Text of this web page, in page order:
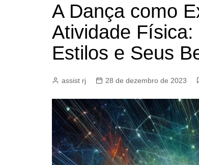
A Dança como
Atividade
Estilos e Seus
assist rj 28 de dezembro de 2023